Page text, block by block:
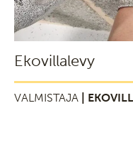
Ekovillalevy
VALMISTAJA |